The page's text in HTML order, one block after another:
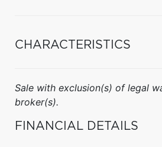
CHARACTERISTICS
Sale with exclusion(s) of legal
broker(s).
FINANCIAL DETAILS